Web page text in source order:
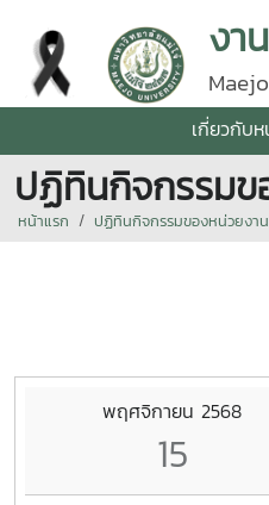
งา
เกี่ยวกับ
ปฏิทินกิจกรรมข
หน้าแรก ปฏิทินกิจกรรมของหน่วยงาน
พฤศจิกายน 2568
15